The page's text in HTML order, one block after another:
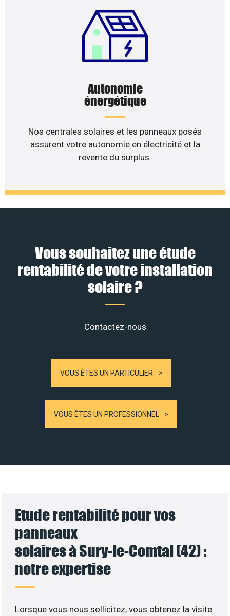
Autonomie
énergétique
Nos centrales solaires et les panneaux posés
assurent votre autonomie en électricité et la
revente du surplus.
Vous souhaitez une étude
rentabilité de votre installation
solaire ?
Contactez-nous
VOUS ÊTES UN PARTICULIER
VOUS ÊTES UN PROFESSIONNEL
Etude rentabilité pour vos
panneaux
solaires à Sury-le-Comtal (42) :
notre expertise
Lorsque vous nous sollicitez, vous obtenez la visite